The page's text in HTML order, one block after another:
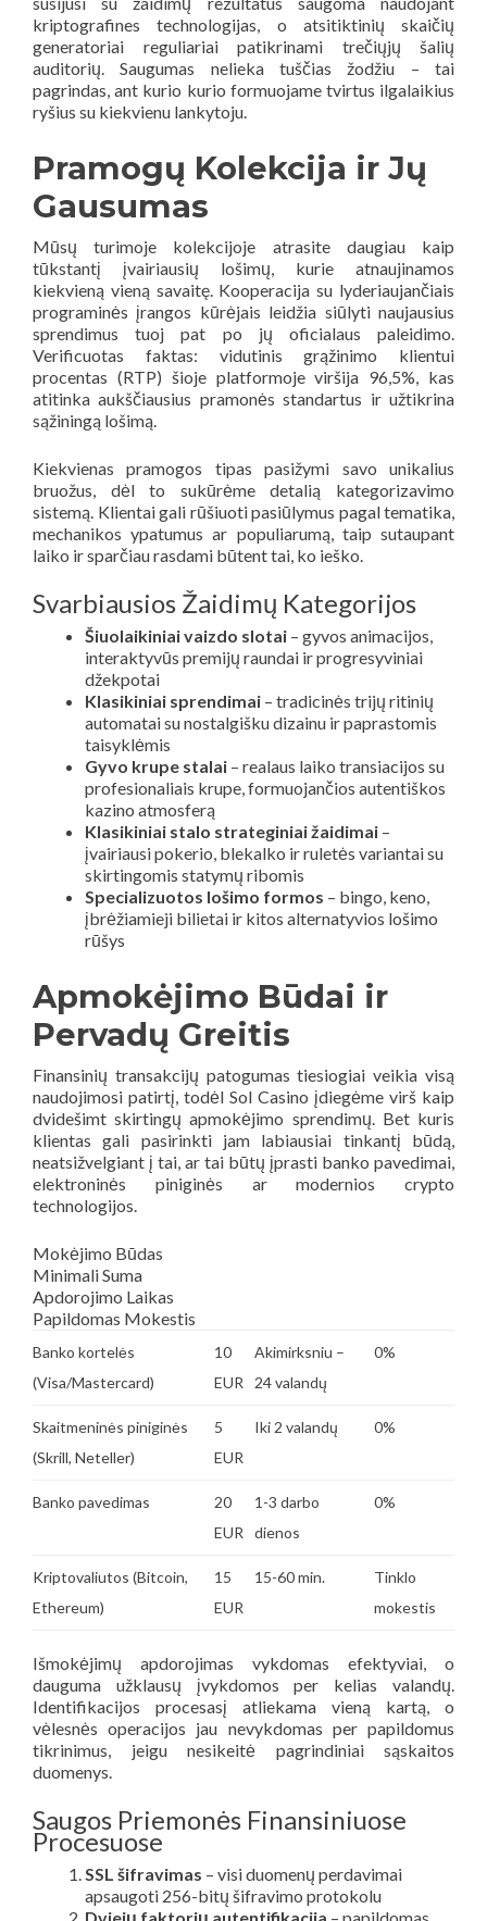
kriptografines technologijas, o atsitiktinių skaičių
generatoriai reguliariai patikrinami trečiųjų šalių
auditorių. Saugumas nelieka tuščias žodžiu – tai
pagrindas, ant kurio kurio formuojame tvirtus ilgalaikius
ryšius su kiekvienu lankytoju.
Pramogų Kolekcija ir Jų
Gausumas
Mūsų turimoje kolekcijoje atrasite daugiau kaip
tūkstantį įvairiausių lošimų, kurie atnaujinamos
kiekvieną vieną savaitę. Kooperacija su lyderiaujančiais
programinės įrangos kūrėjais leidžia siūlyti naujausius
sprendimus tuoj pat po jų oficialaus paleidimo.
Verificuotas faktas: vidutinis grąžinimo klientui
procentas (RTP) šioje platformoje viršija 96,5%, kas
atitinka aukščiausius pramonės standartus ir užtikrina
sąžiningą lošimą.
Kiekvienas pramogos tipas pasižymi savo unikalius
bruožus, dėl to sukūrėme detalią kategorizavimo
sistemą. Klientai gali rūšiuoti pasiūlymus pagal tematika,
mechanikos ypatumus ar populiarumą, taip sutaupant
laiko ir sparčiau rasdami būtent tai, ko ieško.
Svarbiausios Žaidimų Kategorijos
Šiuolaikiniai vaizdo slotai – gyvos animacijos,
interaktyvūs premijų raundai ir progresyviniai
džekpotai
Klasikiniai sprendimai – tradicinės trijų ritinių
automatai su nostalgišku dizainu ir paprastomis
taisyklėmis
Gyvo krupe stalai – realaus laiko transiacijos su
profesionaliais krupe, formuojančios autentiškos
kazino atmosferą
Klasikiniai stalo strateginiai žaidimai –
įvairiausi pokerio, blekalko ir ruletės variantai su
skirtingomis statymų ribomis
Specializuotos lošimo formos – bingo, keno,
įbrėžiamieji bilietai ir kitos alternatyvios lošimo
rūšys
Apmokėjimo Būdai ir
Pervadų Greitis
Finansinių transakcijų patogumas tiesiogiai veikia visą
naudojimosi patirtį, todėl Sol Casino įdiegėme virš kaip
dvidešimt skirtingų apmokėjimo sprendimų. Bet kuris
klientas gali pasirinkti jam labiausiai tinkantį būdą,
neatsižvelgiant į tai, ar tai būtų įprasti banko pavedimai,
elektroninės piniginės ar modernios crypto
technologijos.
Mokėjimo Būdas
Minimali Suma
Apdorojimo Laikas
Papildomas Mokestis
Banko kortelės
(Visa/Mastercard)
10
EUR
Akimirksniu –
24 valandų
0%
Skaitmeninės piniginės
(Skrill, Neteller)
5
EUR
Iki 2 valandų 0%
Banko pavedimas
20
EUR
1-3 darbo
dienos
0%
Kriptovaliutos (Bitcoin,
Ethereum)
15
EUR
15-60 min.
Tinklo
mokestis
Išmokėjimų apdorojimas vykdomas efektyviai, o
dauguma užklausų įvykdomos per kelias valandų.
Identifikacijos procesasį atliekama vieną kartą, o
vėlesnės operacijos jau nevykdomas per papildomus
tikrinimus, jeigu nesikeitė pagrindiniai sąskaitos
duomenys.
Saugos Priemonės Finansiniuose
Procesuose
SSL šifravimas – visi duomenų perdavimai
apsaugoti 256-bitų šifravimo protokolu
Dviejų faktorių autentifikacija – papildomas